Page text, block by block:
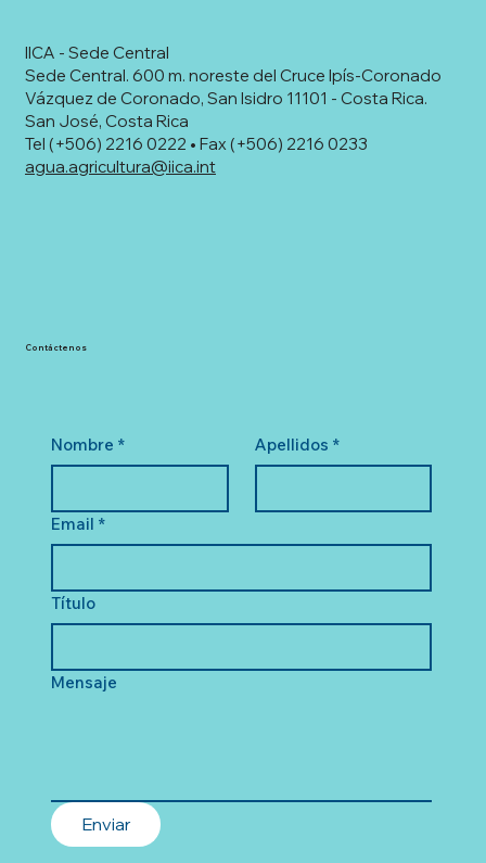
IICA - Sede Central
Sede Central. 600 m. noreste del Cruce Ipís-Coronado
Vázquez de Coronado, San Isidro 11101 - Costa Rica.
San José, Costa Rica
Tel (+506) 2216 0222 • Fax (+506) 2216 0233
agua.agricultura@iica.int
Nombre * Apellidos *
Email *
Título
Mensaje
Enviar
Contáctenos